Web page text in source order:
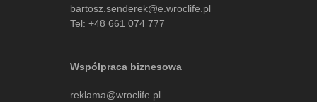
bartosz.senderek@e.wroclife.pl
Tel: +48 661 074 777
Współpraca biznesowa
reklama@wroclife.pl